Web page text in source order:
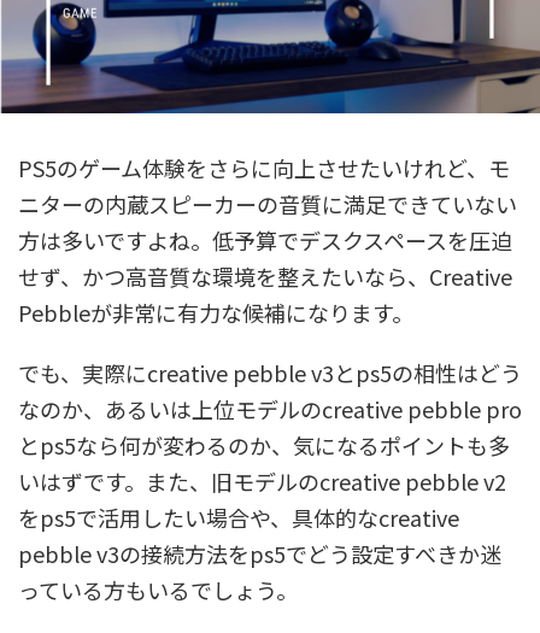
PS5のゲーム体験をさらに向上させたいけれど、モ
ニターの内蔵スピーカーの音質に満足できていない
方は多いですよね。低予算でデスクスペースを圧迫
せず、かつ高音質な環境を整えたいなら、Creative
Pebbleが非常に有力な候補になります。
でも、実際にcreative pebble v3とps5の相性はどう
なのか、あるいは上位モデルのcreative pebble pro
とps5なら何が変わるのか、気になるポイントも多
いはずです。また、旧モデルのcreative pebble v2
をps5で活用したい場合や、具体的なcreative
pebble v3の接続方法をps5でどう設定すべきか迷
っている方もいるでしょう。